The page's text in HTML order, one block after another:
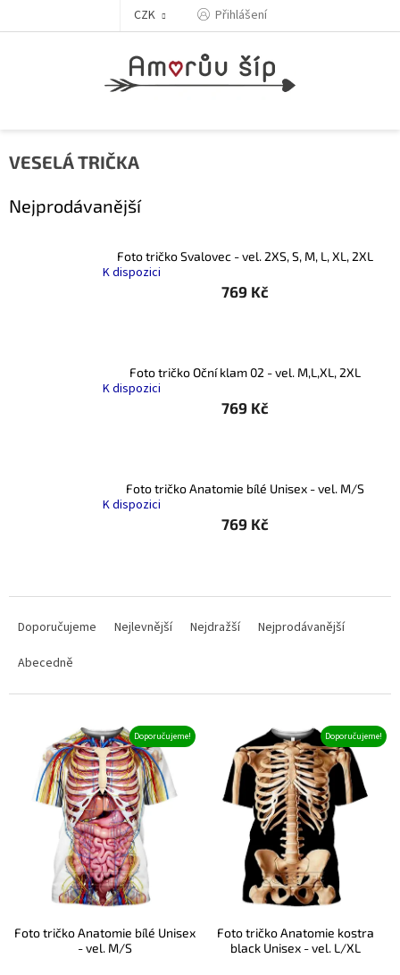
CZK Přihlášení
VESELÁ TRIČKA
Nejprodávanější
Foto tričko Svalovec - vel. 2XS, S, M, L, XL, 2XL
K dispozici
769 Kč
Foto tričko Oční klam 02 - vel. M,L,XL, 2XL
K dispozici
769 Kč
Foto tričko Anatomie bílé Unisex - vel. M/S
K dispozici
769 Kč
Doporučujeme Nejlevnější Nejdražší
Nejprodávanější
Abecedně
k
Doporučujeme!
Foto tričko Anatomie bílé Unisex
- vel. M/S
Doporučujeme!
Foto tričko Anatomie kostra
black Unisex - vel. L/XL